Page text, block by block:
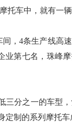
托车中，就有一辆
，4条生产线高
业第七名，珠峰
分之一的车型
制的系列摩托车